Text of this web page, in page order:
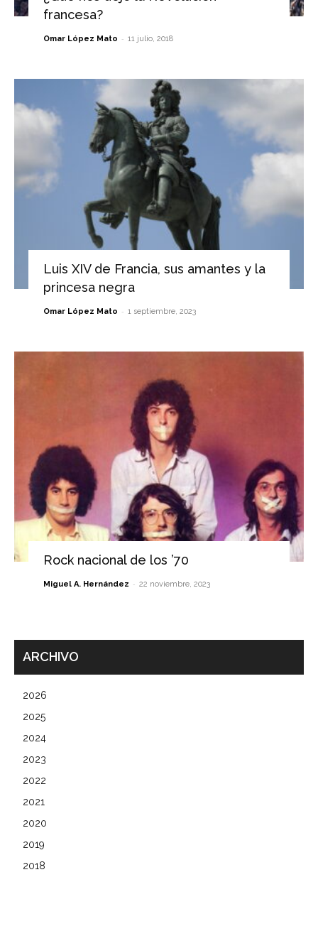
francesa?
Omar López Mato - 11 julio, 2018
Luis XIV de Francia, sus amantes y la
princesa negra
Omar López Mato - 1 septiembre, 2023
Rock nacional de los ’70
Miguel A. Hernández - 22 noviembre, 2023
ARCHIVO
2026
2025
2024
2023
2022
2021
2020
2019
2018